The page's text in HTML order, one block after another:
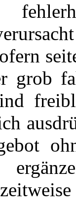
grob